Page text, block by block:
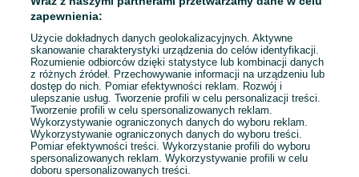
04 sierpnia 2026
1 2 3 4
zapewnienia:
Użycie dokładnych danych geolokalizacyjnych. Aktywne
skanowanie charakterystyki urządzenia do celów identyfikacji.
Rozumienie odbiorców dzięki statystyce lub kombinacji danych
z różnych źródeł. Przechowywanie informacji na urządzeniu lub
dostęp do nich. Pomiar efektywności reklam. Rozwój i
ulepszanie usług. Tworzenie profili w celu personalizacji treści.
Tworzenie profili w celu spersonalizowanych reklam.
Wykorzystywanie ograniczonych danych do wyboru reklam.
Wykorzystywanie ograniczonych danych do wyboru treści.
Pomiar efektywności treści. Wykorzystanie profili do wyboru
spersonalizowanych reklam. Wykorzystywanie profili w celu
doboru spersonalizowanych treści.